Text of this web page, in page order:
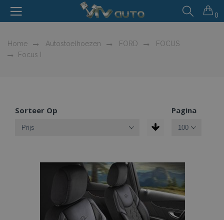
0
Home Autostoelhoezen FORD
FOCUS
Focus I
Sorteer Op Pagina